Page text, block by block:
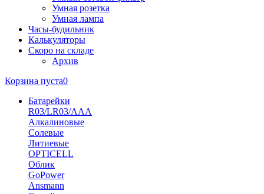
Умная розетка
Умная лампа
Часы-будильник
Калькуляторы
Скоро на складе
Архив
Корзина пуста0
Батарейки
R03/LR03/AAA
Алкалиновые
Солевые
Литиевые
OPTICELL
Облик
GoPower
Ansmann